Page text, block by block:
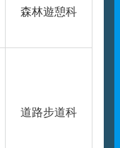
森林遊憩科
道路步道科